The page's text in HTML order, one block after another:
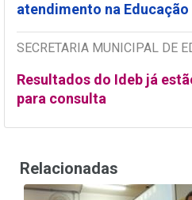
atendimento na Educação
SECRETARIA MUNICIPAL DE
Resultados do Ideb já
para consulta
Relacionadas